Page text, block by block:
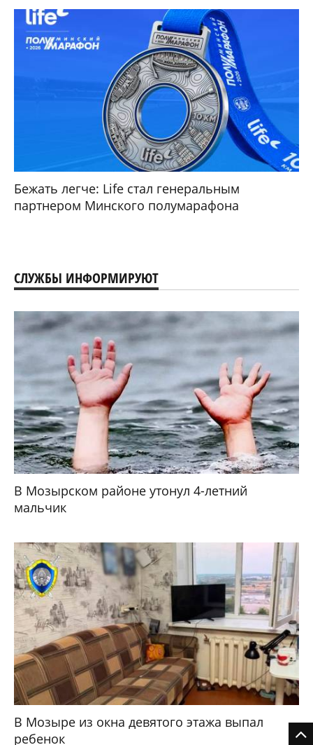
Бежать легче: Life стал генеральным
партнером Минского полумарафона
СЛУЖБЫ ИНФОРМИРУЮТ
В Мозырском районе утонул 4-летний
мальчик
В Мозыре из окна девятого этажа выпал
ребенок